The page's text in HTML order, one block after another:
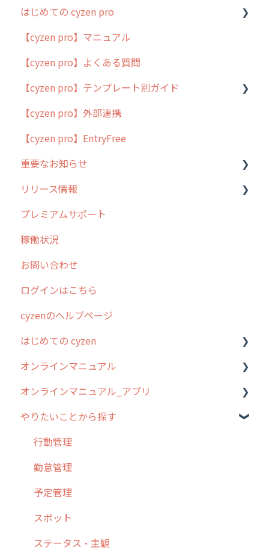
はじめての cyzen pro
cyzen pro とは？
簡易マニュアル
cyzen proの位置情報取得について
用語集
よくある質問
【cyzen pro】マニュアル
【cyzen pro】よくある質問
【cyzen pro】テンプレート別ガイド
ポスティング
ラウンダー
メンテナンス
外廻り営業
清掃
不動産
【cyzen pro】外部連携
【cyzen pro】EntryFree
重要なお知らせ
過去の重要なお知らせ
障害情報
リリース情報
リリース
2026年のリリース情報
2025年のリリース情報
2024年のリリース情報
2023年のリリース情報
過去のリリース
2019年までのリリース情報
お客様の声を実現しました
プレミアムサポート
稼働状況
お問い合わせ
ログインはこちら
cyzenのヘルプページ
はじめての cyzen
0. はじめてのcyzenの使い方
1. cyzenについて知ろう
2. 主要機能の概要
3. cyzenの位置情報取得について
4. cyzen利用前の準備：システム管理者編
5. 基本的な使い方：システム管理者編
6. 基本的な使い方：ユーザー編
7. 初心者向けよくある質問集
オンラインマニュアル
管理サイトの使い始め
ユーザー・グループ管理
行動管理
予定管理
スポット
ステータス・主観
報告書・行動種別
オンラインマニュアル_アプリ
アプリの使い始め
ホーム画面
スポット
報告閲覧
予定
日報
やりたいことから探す
行動管理
勤怠管理
予定管理
スポット
ステータス・主観